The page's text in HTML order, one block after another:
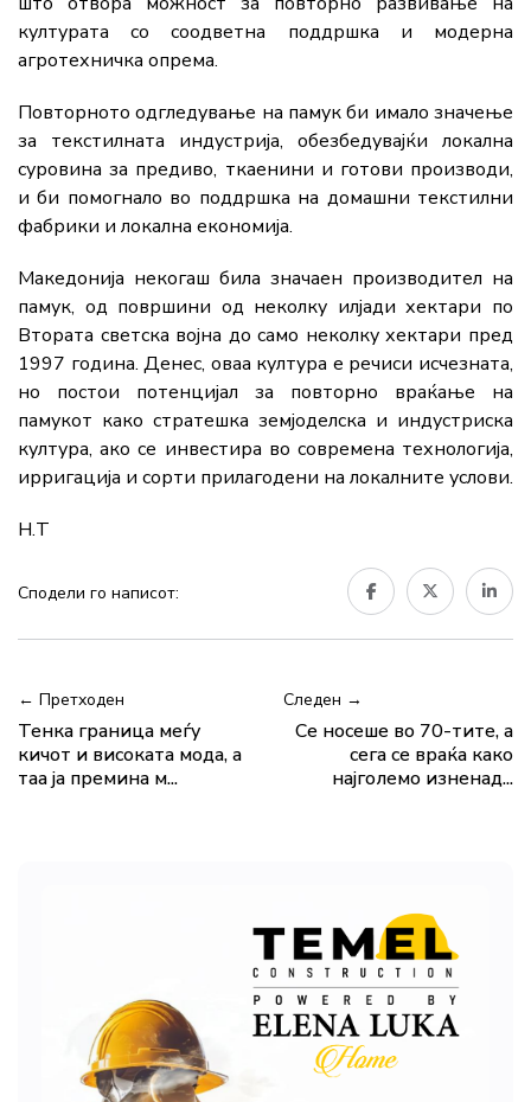
културата со соодветна поддршка и модерна
агротехничка опрема.
Повторното одгледување на памук би имало значење
за текстилната индустрија, обезбедувајќи локална
суровина за предиво, ткаенини и готови производи,
и би помогнало во поддршка на домашни текстилни
фабрики и локална економија.
Македонија некогаш била значаен производител на
памук, од површини од неколку илјади хектари по
Втората светска војна до само неколку хектари пред
1997 година. Денес, оваа култура е речиси исчезната,
но постои потенцијал за повторно враќање на
памукот како стратешка земјоделска и индустриска
култура, ако се инвестира во современа технологија,
ирригација и сорти прилагодени на локалните услови.
Н.Т
Сподели го написот:
← Претходен
Тенка граница меѓу
кичот и високата мода, а
таа ја премина м...
Следен →
Се носеше во 70-тите, а
сега се враќа како
најголемо изненад...